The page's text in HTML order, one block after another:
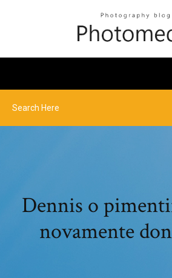
Dennis o
novamente